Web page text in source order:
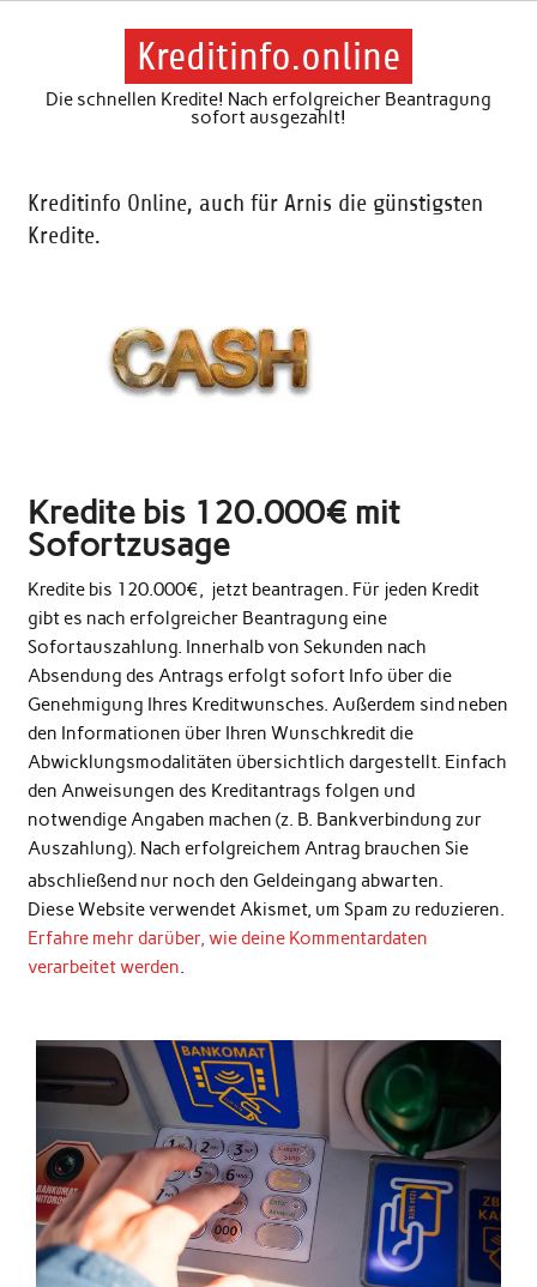
Skip
Kreditinfo.online
Die schnellen Kredite! Nach erfolgreicher Beantragung
sofort ausgezahlt!
Kreditinfo Online, auch für Arnis die günstigsten
Kredite.
Kredite bis 120.000€ mit
Sofortzusage
Kredite bis 120.000€, jetzt beantragen. Für jeden Kredit
gibt es nach erfolgreicher Beantragung eine
Sofortauszahlung. Innerhalb von Sekunden nach
Absendung des Antrags erfolgt sofort Info über die
Genehmigung Ihres Kreditwunsches. Außerdem sind neben
den Informationen über Ihren Wunschkredit die
Abwicklungsmodalitäten übersichtlich dargestellt. Einfach
den Anweisungen des Kreditantrags folgen und
notwendige Angaben machen (z. B. Bankverbindung zur
Auszahlung). Nach erfolgreichem Antrag brauchen Sie
abschließend nur noch den Geldeingang abwarten.
Diese Website verwendet Akismet, um Spam zu reduzieren.
Erfahre mehr darüber, wie deine Kommentardaten
verarbeitet werden.